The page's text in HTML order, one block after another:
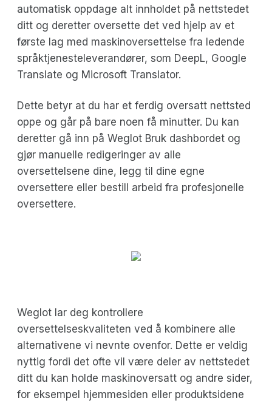
automatisk oppdage alt innholdet på nettstedet
ditt og deretter oversette det ved hjelp av et
første lag med maskinoversettelse fra ledende
språktjenesteleverandører, som DeepL, Google
Translate og Microsoft Translator.
Dette betyr at du har et ferdig oversatt nettsted
oppe og går på bare noen få minutter. Du kan
deretter gå inn på Weglot Bruk dashbordet og
gjør manuelle redigeringer av alle
oversettelsene dine, legg til dine egne
oversettere eller bestill arbeid fra profesjonelle
oversettere.
Weglot lar deg kontrollere
oversettelseskvaliteten ved å kombinere alle
alternativene vi nevnte ovenfor. Dette er veldig
nyttig fordi det ofte vil være deler av nettstedet
ditt du kan holde maskinoversatt og andre sider,
for eksempel hjemmesiden eller produktsidene